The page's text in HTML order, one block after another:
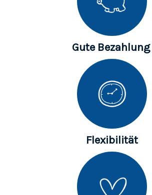
Gute Bezahlung
Flexibilität